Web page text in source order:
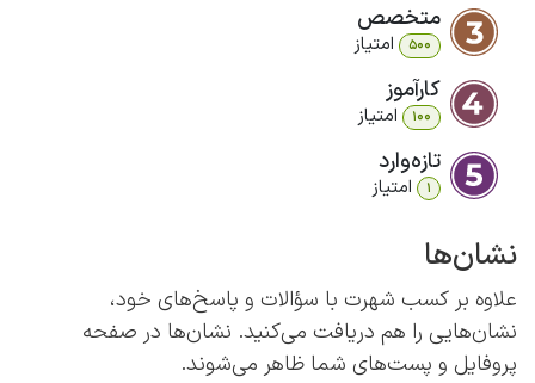
متخصص
500 امتیاز
کارآموز
100 امتیاز
تازه‌وارد
1 امتیاز
نشان‌ها
علاوه بر کسب شهرت با سؤالات و پاسخ‌های خود،
نشان‌هایی را هم دریافت می‌کنید. نشان‌ها در صفحه
پروفایل و پست‌های شما ظاهر می‌شوند.